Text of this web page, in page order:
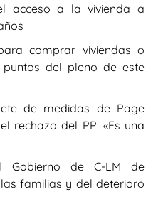
acceso a la vivienda a
comprar viviendas o
puntos del pleno de este
de medidas de Page
rechazo del PP: «Es una
Gobierno de C-LM de
familias y del deterioro